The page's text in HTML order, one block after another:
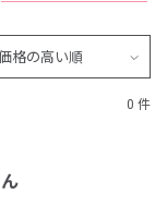
格の高い順
0 件